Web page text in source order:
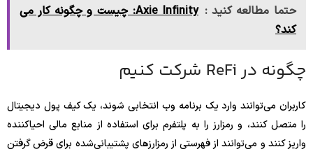
حتما مطالعه کنید :
Axie Infinity: چیست و چگونه کار می
کند؟
چگونه در ReFi شرکت کنیم
کاربران می‌توانند وارد یک برنامه وب انتخابی شوند، یک کیف پول دیجیتال
را متصل کنند، و رمزارز را به پلتفرم برای استفاده از منابع مالی احیاکننده
واریز کنند و می‌توانند از فهرستی از رمزارزهای پشتیبانی‌شده برای قرض گرفتن